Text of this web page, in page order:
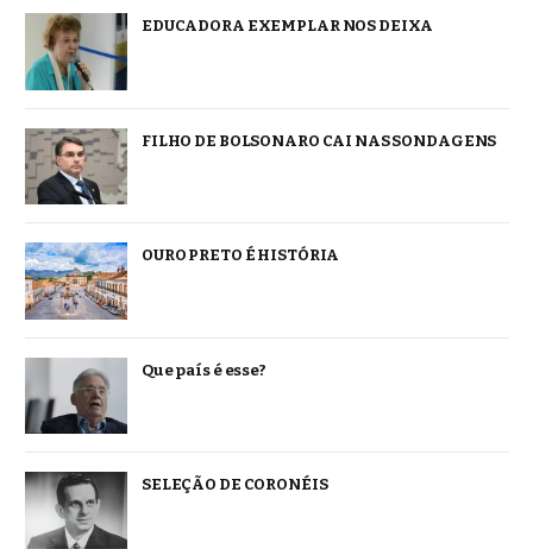
EDUCADORA EXEMPLAR NOS DEIXA
FILHO DE BOLSONARO CAI NAS SONDAGENS
OURO PRETO É HISTÓRIA
Que país é esse?
SELEÇÃO DE CORONÉIS